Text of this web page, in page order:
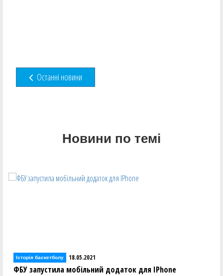
Останні новини
Новини по темі
Історія баскетболу 18.05.2021
ФБУ запустила мобільний додаток для IPhone